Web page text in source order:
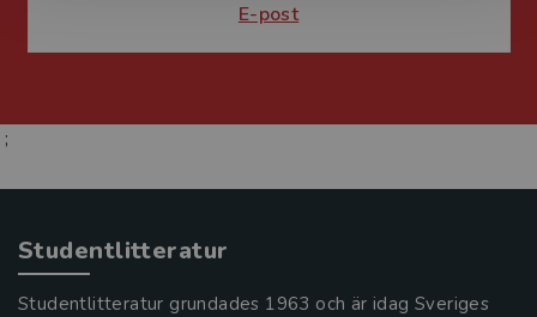
E-post
;
Studentlitteratur
Studentlitteratur grundades 1963 och är idag Sveriges